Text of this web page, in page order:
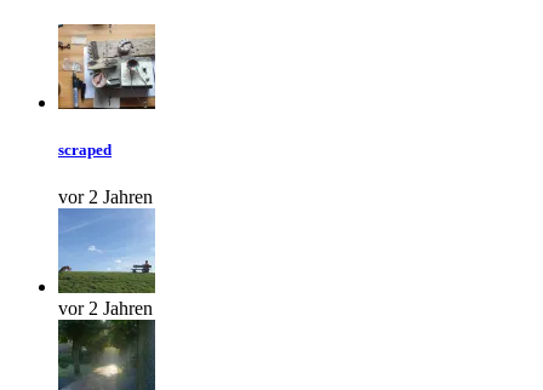
scraped
vor 2 Jahren
vor 2 Jahren